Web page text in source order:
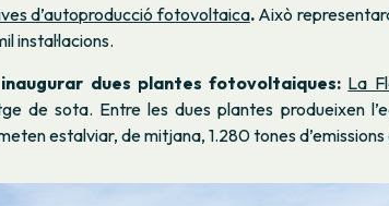
d’autoproducció fotovoltaica.Això
instal·lacions.
inaugurar dues plantes fotovoltaiques: La
de sota. Entre les dues plantes produeixen
estalviar, de mitjana, 1.280 tones d’emissions